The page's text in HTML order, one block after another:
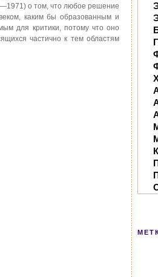
о том, что любое решение
каким бы образованным и
для критики, потому что оно
частично к тем областям